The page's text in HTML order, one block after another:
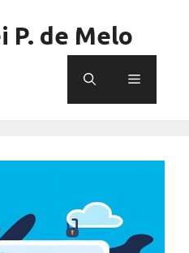
P. de Melo
Menu